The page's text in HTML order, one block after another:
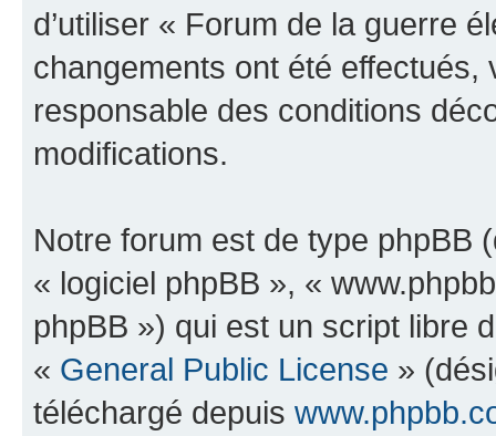
d’utiliser « Forum de la guerre
changements ont été effectués,
responsable des conditions
modifications.
Notre forum est de type phpBB
« logiciel phpBB », «
phpBB ») qui est un script libre
« General Public License »
téléchargé depuis